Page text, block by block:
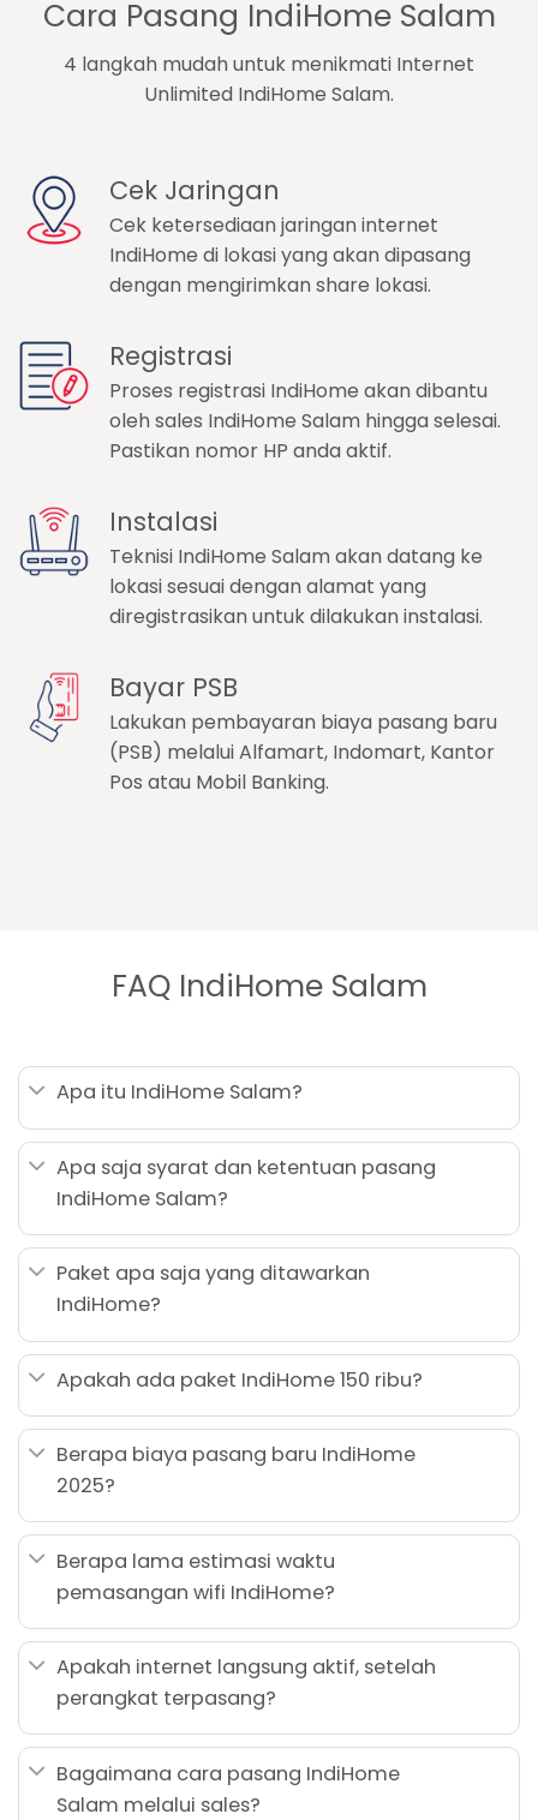
Cara Pasang IndiHome Salam
4 langkah mudah untuk menikmati Internet
Unlimited IndiHome Salam.
Cek Jaringan
Cek ketersediaan jaringan internet
IndiHome di lokasi yang akan dipasang
dengan mengirimkan share lokasi.
Registrasi
Proses registrasi IndiHome akan dibantu
oleh sales IndiHome Salam hingga selesai.
Pastikan nomor HP anda aktif.
Instalasi
Teknisi IndiHome Salam akan datang ke
lokasi sesuai dengan alamat yang
diregistrasikan untuk dilakukan instalasi.
Bayar PSB
Lakukan pembayaran biaya pasang baru
(PSB) melalui Alfamart, Indomart, Kantor
Pos atau Mobil Banking.
FAQ IndiHome Salam
Apa itu IndiHome Salam?
Apa saja syarat dan ketentuan pasang
IndiHome Salam?
Paket apa saja yang ditawarkan
IndiHome?
Apakah ada paket IndiHome 150 ribu?
Berapa biaya pasang baru IndiHome
2025?
Berapa lama estimasi waktu
pemasangan wifi IndiHome?
Apakah internet langsung aktif, setelah
perangkat terpasang?
Bagaimana cara pasang IndiHome
Salam melalui sales?